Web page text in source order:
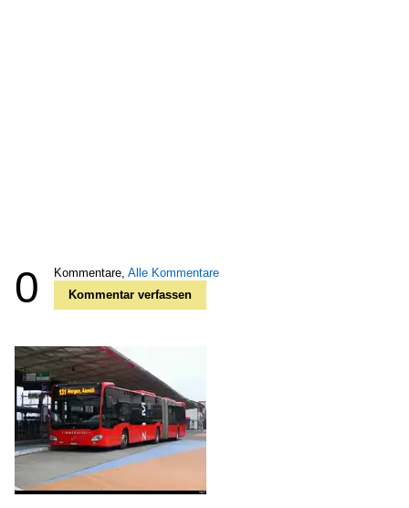
0 Kommentare, Alle Kommentare
Kommentar verfassen